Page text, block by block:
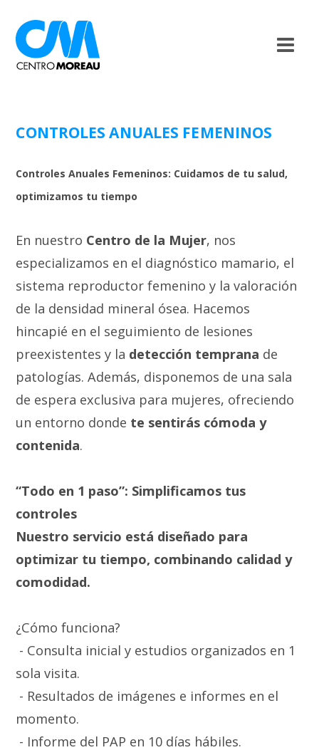
CONTROLES ANUALES FEMENINOS
Controles Anuales Femeninos: Cuidamos de tu salud,
optimizamos tu tiempo
En nuestro Centro de la Mujer, nos
especializamos en el diagnóstico mamario, el
sistema reproductor femenino y la valoración
de la densidad mineral ósea. Hacemos
hincapié en el seguimiento de lesiones
preexistentes y la detección temprana de
patologías. Además, disponemos de una sala
de espera exclusiva para mujeres, ofreciendo
un entorno donde te sentirás cómoda y
contenida.
“Todo en 1 paso”: Simplificamos tus
controles
Nuestro servicio está diseñado para
optimizar tu tiempo, combinando calidad y
comodidad.
¿Cómo funciona?
- Consulta inicial y estudios organizados en 1
sola visita.
- Resultados de imágenes e informes en el
momento.
- Informe del PAP en 10 días hábiles.